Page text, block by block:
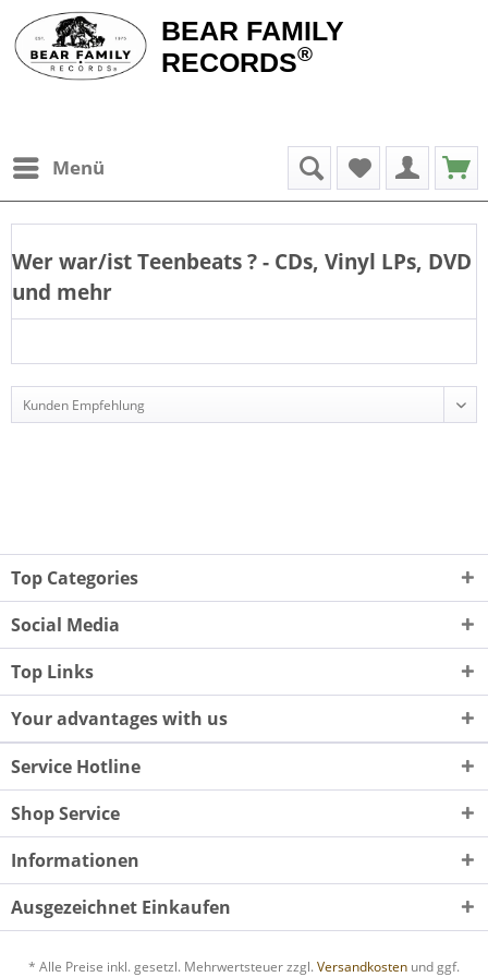
BEAR FAMILY
RECORDS®
Menü
Wer war/istTeenbeats? - CDs, Vinyl LPs, DVD
und mehr
Top Categories
Social Media
Top Links
Your advantages with us
Service Hotline
Shop Service
Informationen
Ausgezeichnet Einkaufen
* Alle Preise inkl. gesetzl. Mehrwertsteuer zzgl. Versandkosten und ggf.